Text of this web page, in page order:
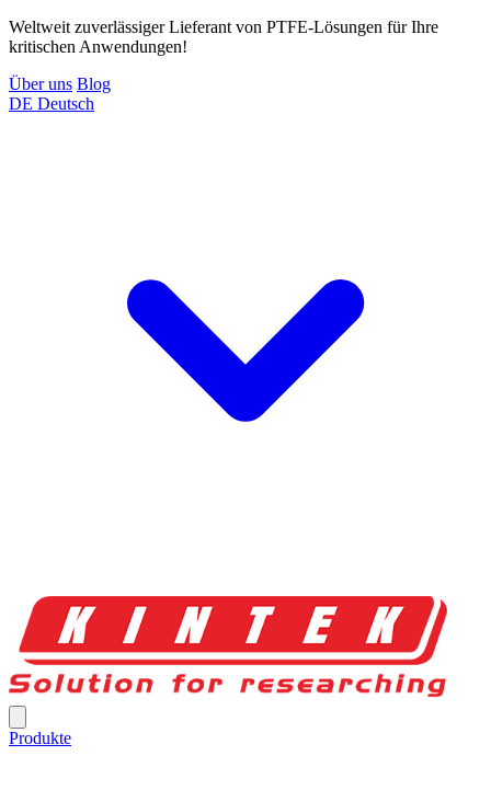
Weltweit zuverlässiger Lieferant von PTFE-Lösungen für Ihre
kritischen Anwendungen!
Über uns Blog
DE Deutsch
Produkte